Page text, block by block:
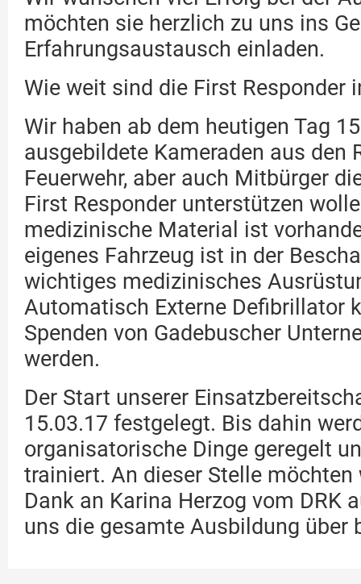
möchten sie herzlich zu uns ins
Erfahrungsaustausch einladen.
Wie weit sind die First Responder
Wir haben ab dem heutigen Tag
ausgebildete Kameraden aus den
Feuerwehr, aber auch Mitbürger
First Responder unterstützen
medizinische Material ist
eigenes Fahrzeug ist in der
wichtiges medizinisches
Automatisch Externe Defibrillator
Spenden von Gadebuscher
werden.
Der Start unserer
15.03.17 festgelegt. Bis dahin
organisatorische Dinge geregelt
trainiert. An dieser Stelle
Dank an Karina Herzog vom DRK
uns die gesamte Ausbildung über